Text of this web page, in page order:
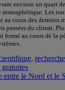
environ un quart
Les
cours des
du climat.
au cours de
, recherche
entre le Nord et le